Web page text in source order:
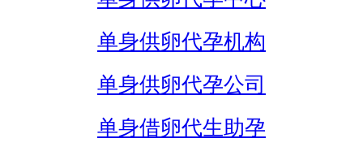
单身供卵代孕机构
单身供卵代孕公司
单身借卵代生助孕